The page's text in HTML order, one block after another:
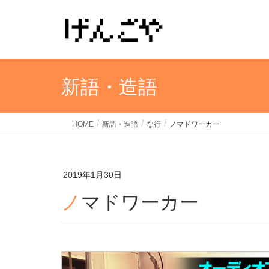
新語・造語
HOME 新語・造語 な行 ノマドワーカー
2019年1月30日
ノマドワーカー